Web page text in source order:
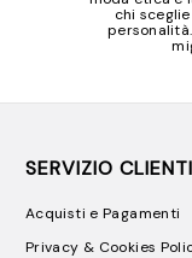
chi
SERVIZIO CLIENTI
Acquisti e Pagamenti
Privacy & Cookies